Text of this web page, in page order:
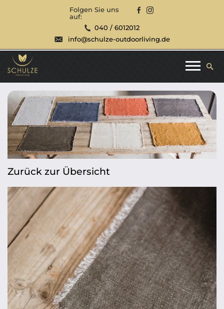
Folgen Sie uns
auf:
040 / 6012012
info@schulze-outdoorliving.de
Zurück zur Übersicht